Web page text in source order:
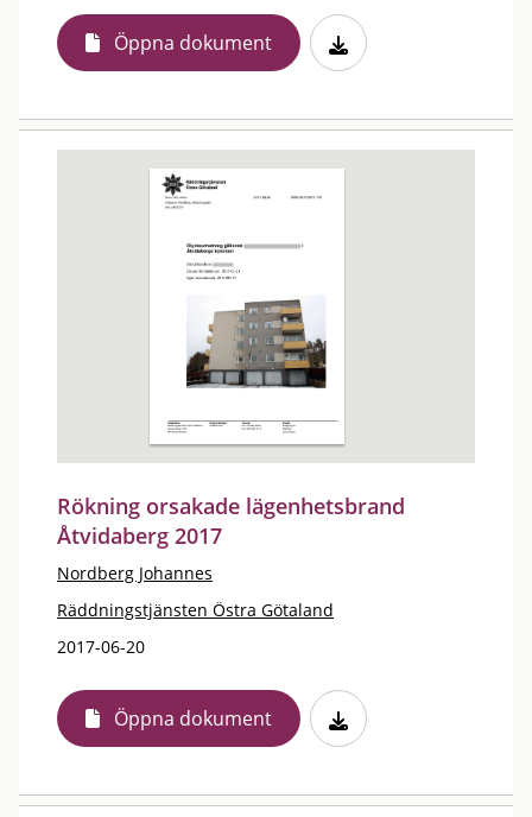
Öppna dokument
Rökning orsakade lägenhetsbrand
Åtvidaberg 2017
Nordberg Johannes
Räddningstjänsten Östra Götaland
2017-06-20
Öppna dokument